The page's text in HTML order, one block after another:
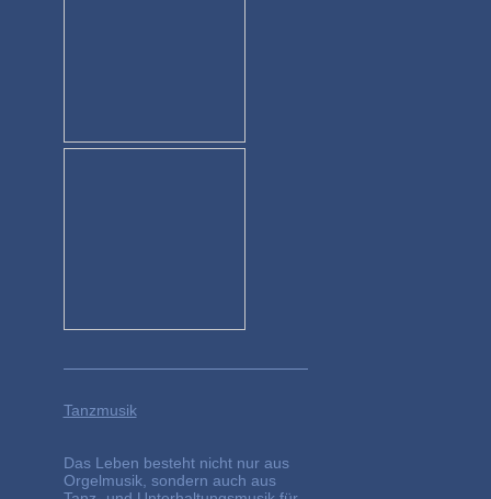
Tanzmusik
Das Leben besteht nicht nur aus
Orgelmusik, sondern auch aus